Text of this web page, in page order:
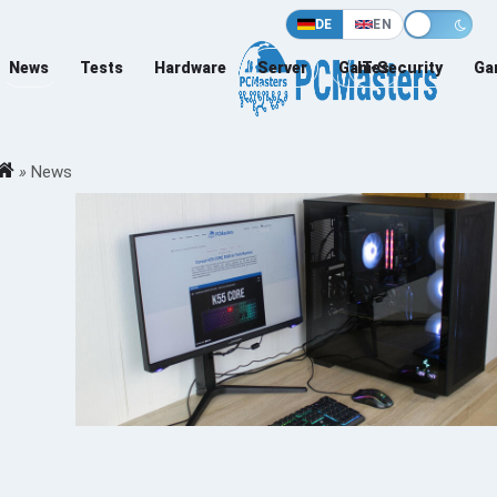
DE EN
News Tests Hardware Server Games
IT-Security
» News